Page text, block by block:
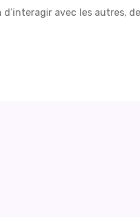
avec les autres,